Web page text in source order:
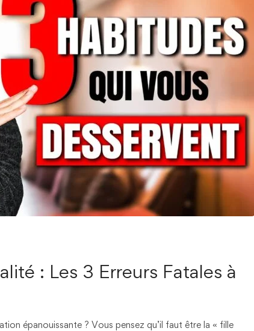
: Les 3 Erreurs Fatales à
épanouissante ? Vous pensez qu’il faut être la « fille